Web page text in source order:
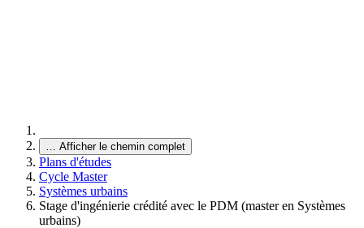
… Afficher le chemin complet
Plans d'études
Cycle Master
Systèmes urbains
Stage d'ingénierie crédité avec le PDM (master en Systèmes
urbains)